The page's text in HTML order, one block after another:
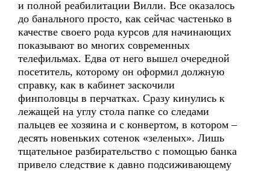
и полной реабилитации Вилли. Все оказалось
до банального просто, как сейчас частенько в
качестве своего рода курсов для начинающих
показывают во многих современных
телефильмах. Едва от него вышел очередной
посетитель, которому он оформил должную
справку, как в кабинет заскочили
финполовцы в перчатках. Сразу кинулись к
лежащей на углу стола папке со следами
пальцев ее хозяина и с конвертом, в котором –
десять новеньких сотенок «зеленых». Лишь
тщательное разбирательство с помощью банка
привело следствие к давно подсиживающему